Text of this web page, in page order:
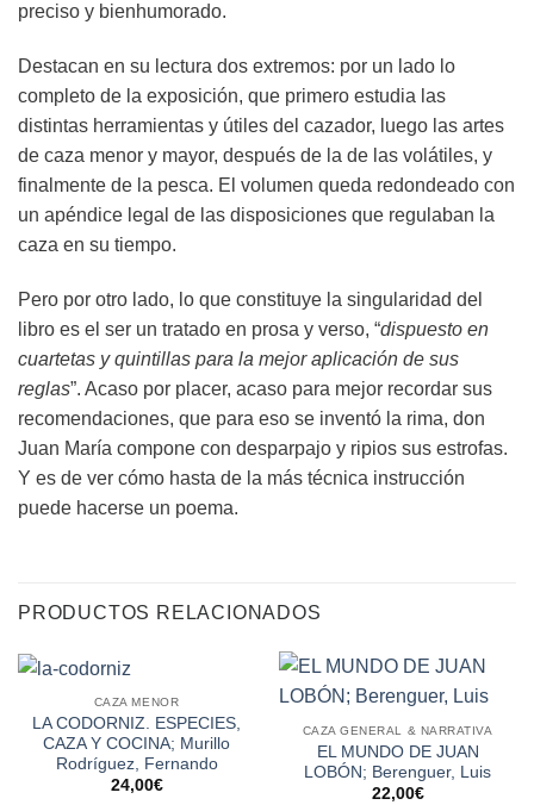
preciso y bienhumorado.
Destacan en su lectura dos extremos: por un lado lo
completo de la exposición, que primero estudia las
distintas herramientas y útiles del cazador, luego las artes
de caza menor y mayor, después de la de las volátiles, y
finalmente de la pesca. El volumen queda redondeado con
un apéndice legal de las disposiciones que regulaban la
caza en su tiempo.
Pero por otro lado, lo que constituye la singularidad del
libro es el ser un tratado en prosa y verso, “dispuesto en
cuartetas y quintillas para la mejor aplicación de sus
reglas”. Acaso por placer, acaso para mejor recordar sus
recomendaciones, que para eso se inventó la rima, don
Juan María compone con desparpajo y ripios sus estrofas.
Y es de ver cómo hasta de la más técnica instrucción
puede hacerse un poema.
PRODUCTOS RELACIONADOS
CAZA MENOR
LA CODORNIZ. ESPECIES,
CAZA Y COCINA; Murillo
Rodríguez, Fernando
24,00€
CAZA GENERAL & NARRATIVA
EL MUNDO DE JUAN
LOBÓN; Berenguer, Luis
22,00€